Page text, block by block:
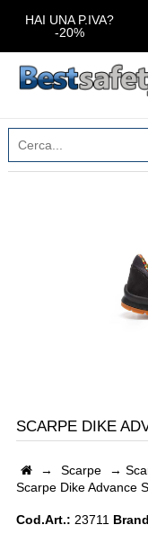
HAI UNA P.IVA?
-20%
SCARPE DIKE
→ Scarpe →
Scarpe Dike Advance
Cod.Art.: 23711